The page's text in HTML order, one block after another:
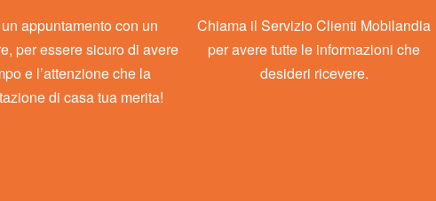
appuntamento con un
per essere sicuro di avere
e l’attenzione che la
di casa tua merita!
Chiama il Servizio Clienti Mobilandia
per avere tutte le informazioni che
desideri ricevere.